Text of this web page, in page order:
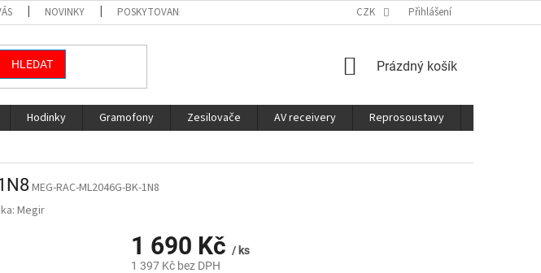
NOVINKY POSKYTOVANÉ SLUŽBY CZK Přihlášení
HLEDAT
NÁKUPNÍ
Prázdný košík
Hodinky Gramofony Zesilovače AV receivery Reprosoustavy
MEG-RAC-ML2046G-BK-1N8
Megir
1 690 Kč / ks
1 397 Kč bez DPH